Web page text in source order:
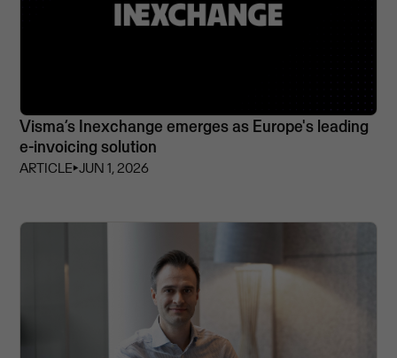
Visma’s Inexchange emerges as Europe's leading
e-invoicing solution
ARTICLE⏵JUN 1, 2026